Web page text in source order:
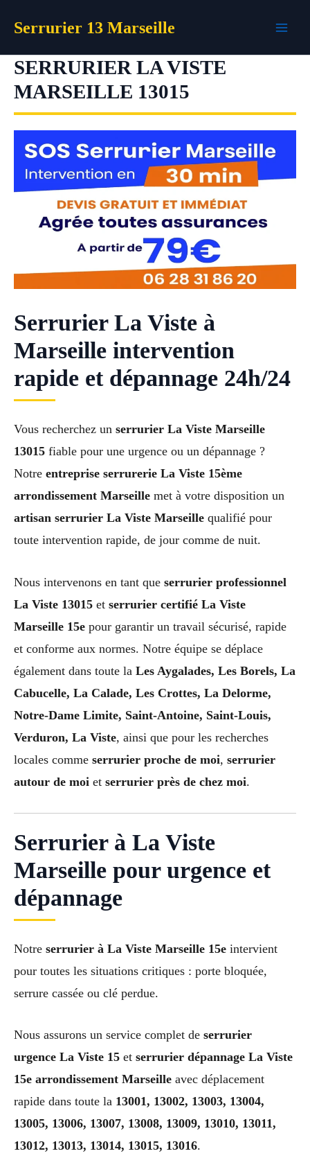
Serrurier 13 Marseille
SERRURIER LA VISTE
MARSEILLE 13015
Serrurier La Viste à
Marseille intervention
rapide et dépannage 24h/24
Vous recherchez un serrurier La Viste Marseille
13015 fiable pour une urgence ou un dépannage ?
Notre entreprise serrurerie La Viste 15ème
arrondissement Marseille met à votre disposition un
artisan serrurier La Viste Marseille qualifié pour
toute intervention rapide, de jour comme de nuit.
Nous intervenons en tant que serrurier professionnel
La Viste 13015 et serrurier certifié La Viste
Marseille 15e pour garantir un travail sécurisé, rapide
et conforme aux normes. Notre équipe se déplace
également dans toute la Les Aygalades, Les Borels, La
Cabucelle, La Calade, Les Crottes, La Delorme,
Notre-Dame Limite, Saint-Antoine, Saint-Louis,
Verduron, La Viste, ainsi que pour les recherches
locales comme serrurier proche de moi, serrurier
autour de moi et serrurier près de chez moi.
Serrurier à La Viste
Marseille pour urgence et
dépannage
Notre serrurier à La Viste Marseille 15e intervient
pour toutes les situations critiques : porte bloquée,
serrure cassée ou clé perdue.
Nous assurons un service complet de serrurier
urgence La Viste 15 et serrurier dépannage La Viste
15e arrondissement Marseille avec déplacement
rapide dans toute la 13001, 13002, 13003, 13004,
13005, 13006, 13007, 13008, 13009, 13010, 13011,
13012, 13013, 13014, 13015, 13016.